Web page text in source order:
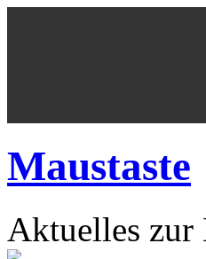
Maustaste
Aktuelles